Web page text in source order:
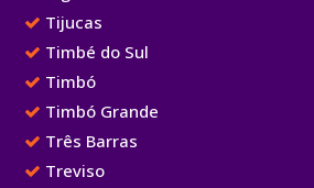
Tijucas
Timbé do Sul
Timbó
Timbó Grande
Três Barras
Treviso